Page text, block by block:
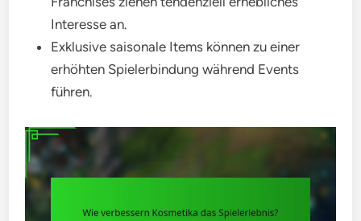
Interesse an.
Exklusive saisonale Items können zu einer
erhöhten Spielerbindung während Events
führen.